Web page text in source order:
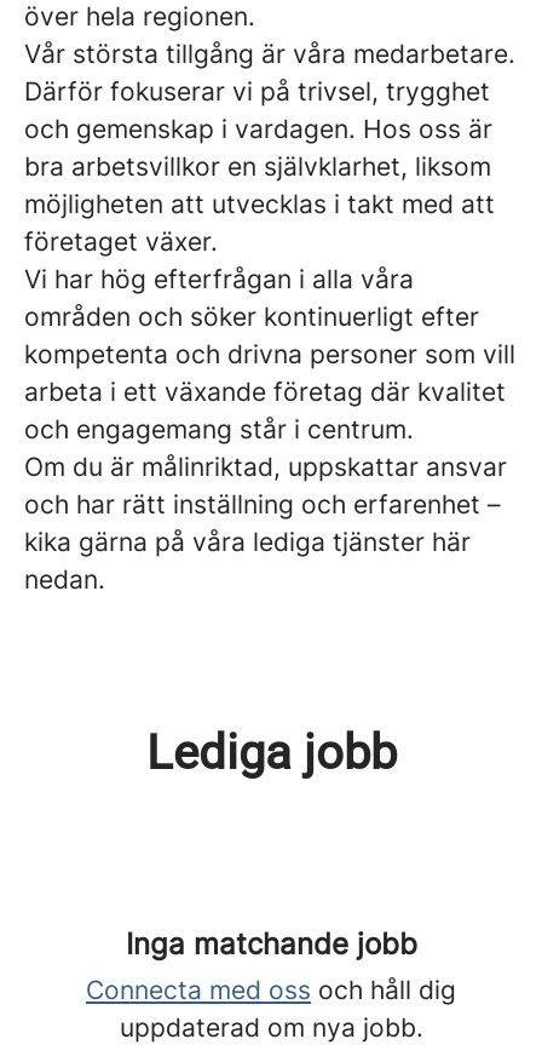
över hela regionen.
Vår största tillgång är våra medarbetare.
Därför fokuserar vi på trivsel, trygghet
och gemenskap i vardagen. Hos oss är
bra arbetsvillkor en självklarhet, liksom
möjligheten att utvecklas i takt med att
företaget växer.
Vi har hög efterfrågan i alla våra
områden och söker kontinuerligt efter
kompetenta och drivna personer som vill
arbeta i ett växande företag där kvalitet
och engagemang står i centrum.
Om du är målinriktad, uppskattar ansvar
och har rätt inställning och erfarenhet –
kika gärna på våra lediga tjänster här
nedan.
Lediga jobb
Inga matchande jobb
Connecta med oss och håll dig
uppdaterad om nya jobb.